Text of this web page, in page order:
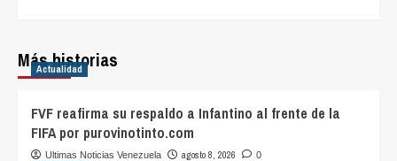
Más historias
Actualidad
FVF reafirma su respaldo a Infantino al frente de la
FIFA por purovinotinto.com
Ultimas Noticias Venezuela agosto 8, 2026 0